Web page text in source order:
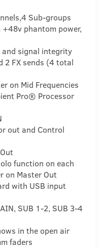
Sub-groups
phantom power,
and signal integrity
2 FX sends (4 total
on Mid Frequencies
Pro® Processor
out and Control
function on each
on Master Out
with USB input
SUB 1-2, SUB 3-4
in the open air
faders